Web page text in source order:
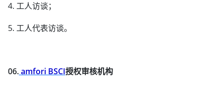
4. 工人访谈；
5. 工人代表访谈。
06.amfori BSCI授权审核机构